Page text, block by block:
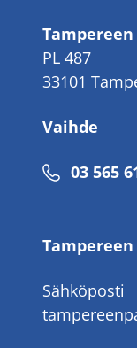
PL 487
33101
Vaihde
03 565
Sähköposti